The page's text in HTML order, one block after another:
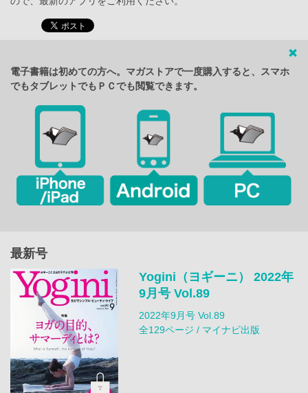
電子書籍は初めての方へ。マガストアで一度購入すると、スマホ
でもタブレットでもＰＣでも閲覧できます。
最新号
Yogini（ヨギーニ） 2022年
9月号 Vol.89
2022年9月号 Vol.89
全129ページ / マイナビ出版